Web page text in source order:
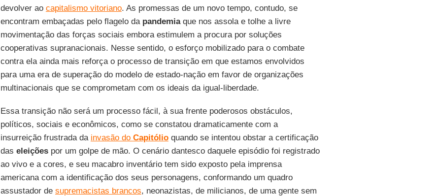
devolver ao capitalismo vitoriano. As promessas de um novo tempo, contudo, se
encontram embaçadas pelo flagelo da pandemiaque nos assola e tolhe a livre
movimentação das forças sociais embora estimulem a procura por soluções
cooperativas supranacionais. Nesse sentido, o esforço mobilizado para o combate
contra ela ainda mais reforça o processo de transição em que estamos envolvidos
para uma era de superação do modelo de estado-nação em favor de organizações
multinacionais que se comprometam com os ideais da igual-liberdade.
Essa transição não será um processo fácil, à sua frente poderosos obstáculos,
políticos, sociais e econômicos, como se constatou dramaticamente com a
insurreição frustrada da invasão do Capitólioquando se intentou obstar a certificação
das eleiçõespor um golpe de mão. O cenário dantesco daquele episódio foi registrado
ao vivo e a cores, e seu macabro inventário tem sido exposto pela imprensa
americana com a identificação dos seus personagens, conformando um quadro
assustador de supremacistas brancos, neonazistas, de milicianos, de uma gente sem